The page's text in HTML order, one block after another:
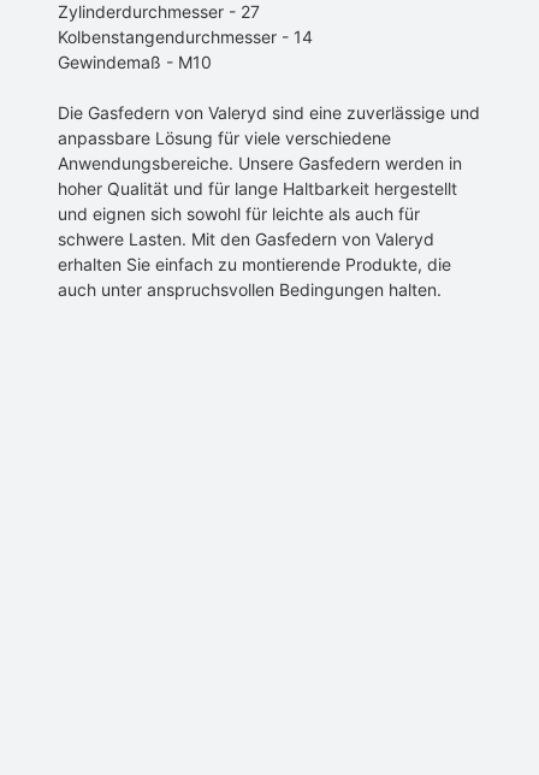
Zylinderdurchmesser - 27
Kolbenstangendurchmesser - 14
Gewindemaß - M10
Die Gasfedern von Valeryd sind eine zuverlässige und
anpassbare Lösung für viele verschiedene
Anwendungsbereiche. Unsere Gasfedern werden in
hoher Qualität und für lange Haltbarkeit hergestellt
und eignen sich sowohl für leichte als auch für
schwere Lasten. Mit den Gasfedern von Valeryd
erhalten Sie einfach zu montierende Produkte, die
auch unter anspruchsvollen Bedingungen halten.